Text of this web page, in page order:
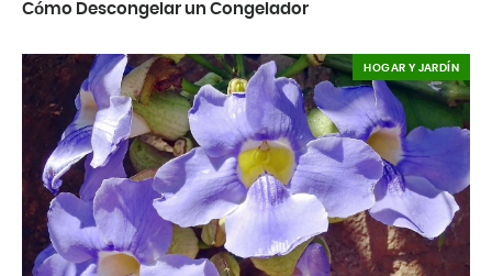
Cómo Descongelar un Congelador
HOGAR Y JARDÍN